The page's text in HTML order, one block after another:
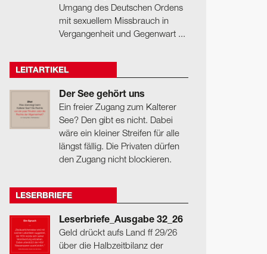
Umgang des Deutschen Ordens
mit sexuellem Missbrauch in
Vergangenheit und Gegenwart ...
LEITARTIKEL
Der See gehört uns
Ein freier Zugang zum Kalterer
See? Den gibt es nicht. Dabei
wäre ein kleiner Streifen für alle
längst fällig. Die Privaten dürfen
den Zugang nicht blockieren.
LESERBRIEFE
Leserbriefe_Ausgabe 32_26
Geld drückt aufs Land ff 29/26
über die Halbzeitbilanz der